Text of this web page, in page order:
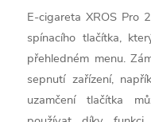
E-cigareta XROS Pro
spínacího tlačítka,
přehledném menu.
sepnutí zařízení,
uzamčení tlačítka